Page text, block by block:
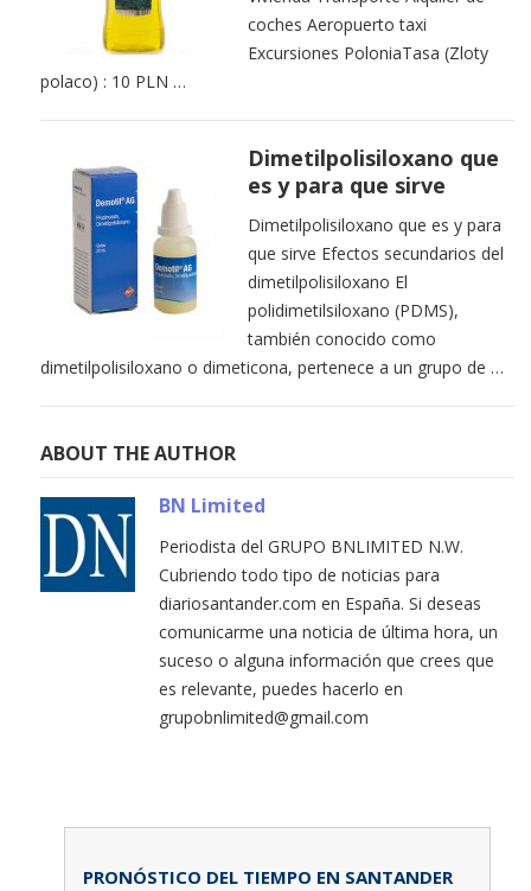
coches Aeropuerto taxi
Excursiones PoloniaTasa (Zloty
polaco) : 10 PLN …
Dimetilpolisiloxano que
es y para que sirve
Dimetilpolisiloxano que es y para
que sirve Efectos secundarios del
dimetilpolisiloxano El
polidimetilsiloxano (PDMS),
también conocido como
dimetilpolisiloxano o dimeticona, pertenece a un grupo de …
ABOUT THE AUTHOR
BN Limited
Periodista del GRUPO BNLIMITED N.W.
Cubriendo todo tipo de noticias para
diariosantander.com en España. Si deseas
comunicarme una noticia de última hora, un
suceso o alguna información que crees que
es relevante, puedes hacerlo en
grupobnlimited@gmail.com
PRONÓSTICO DEL TIEMPO EN SANTANDER